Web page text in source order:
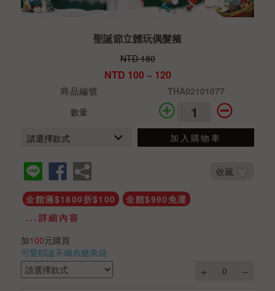
聖誕節立體玩偶髮箍
NTD 180
NTD 100 ~ 120
商品編號
THA02101077
數量
加入購物車
收藏
全館滿$1800折$100
全館$990免運
...詳細內容
加100元購買
可愛耶誕不織布糖果袋